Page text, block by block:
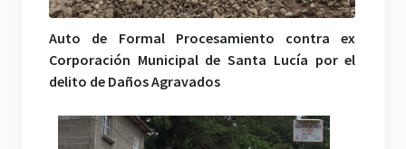
Auto de Formal Procesamiento contra ex
Corporación Municipal de Santa Lucía por el
delito de Daños Agravados